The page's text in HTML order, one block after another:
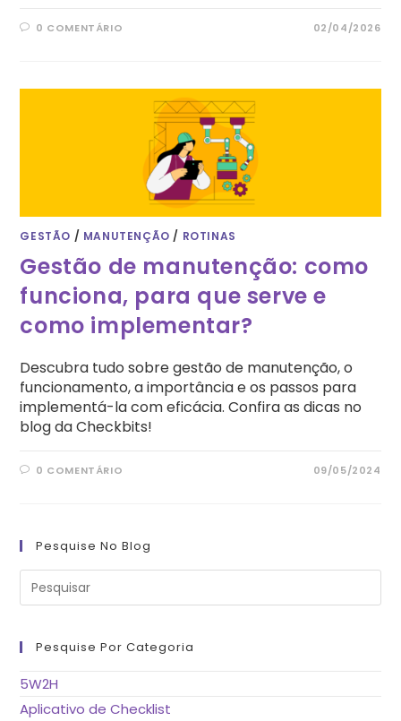
0 COMENTÁRIO 02/04/2026
GESTÃO / MANUTENÇÃO / ROTINAS
Gestão de manutenção: como
funciona, para que serve e
como implementar?
Descubra tudo sobre gestão de manutenção, o
funcionamento, a importância e os passos para
implementá-la com eficácia. Confira as dicas no
blog da Checkbits!
0 COMENTÁRIO 09/05/2024
Pesquise No Blog
Pesquise Por Categoria
5W2H
Aplicativo de Checklist